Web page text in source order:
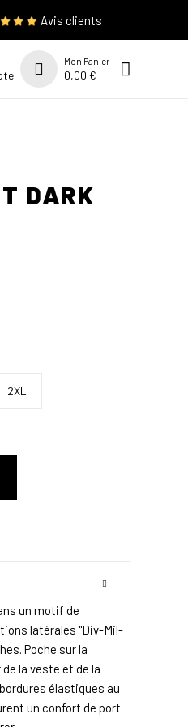
Avis clients
Mon Panier
0,00 €
DARK
2XL
un motif de
latérales "Div-Mil-
Poche sur la
la veste et de la
élastiques au
un confort de port